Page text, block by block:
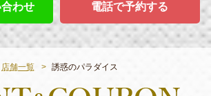
わせ 電話で予約する
店舗一覧 誘惑のパラダイス